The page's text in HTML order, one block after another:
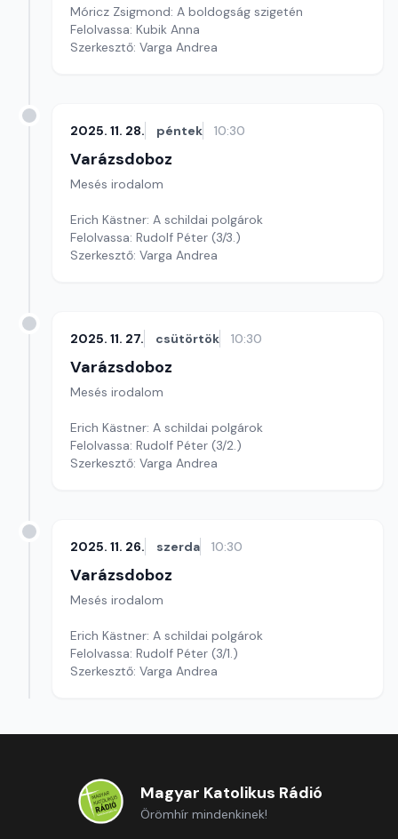
Móricz Zsigmond: A boldogság szigetén
Felolvassa: Kubik Anna
Szerkesztő: Varga Andrea
2025. 11. 28. péntek 10:30
Varázsdoboz
Mesés irodalom
Erich Kästner: A schildai polgárok
Felolvassa: Rudolf Péter (3/3.)
Szerkesztő: Varga Andrea
2025. 11. 27. csütörtök 10:30
Varázsdoboz
Mesés irodalom
Erich Kästner: A schildai polgárok
Felolvassa: Rudolf Péter (3/2.)
Szerkesztő: Varga Andrea
2025. 11. 26. szerda 10:30
Varázsdoboz
Mesés irodalom
Erich Kästner: A schildai polgárok
Felolvassa: Rudolf Péter (3/1.)
Szerkesztő: Varga Andrea
Magyar Katolikus Rádió
Örömhír mindenkinek!